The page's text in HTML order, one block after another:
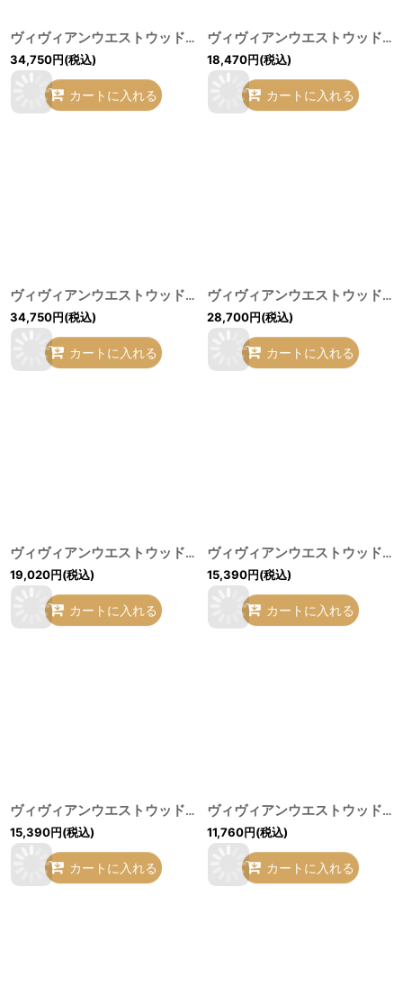
ヴィヴィアンウエストウッド 中古 / TARTAN DRUNKUN シャツ サックス O-26-07-05-005-bl-YM-OS
34,750円(税込)
カートに入れる
ヴィヴィアンウエストウッド 中古 / 単色オーブ刺繍レジメンブラウス 3 ワイン Y-26-07-08-009-bl-SZ-ZY
18,470円(税込)
カートに入れる
ヴィヴィアンウエストウッド 中古 / ロッキンホーススレイブ ブラウン I-26-06-24-100-bl-HD-ZI
34,750円(税込)
カートに入れる
ヴィヴィアンウエストウッド 中古 / ハートクリヌキ半袖ブラウス 02 黒 I-26-06-24-009-bl-HD-ZI
28,700円(税込)
カートに入れる
ヴィヴィアンウエストウッド 中古 / ティーガーデンシャツ 青ＸピンクＸ赤 I-26-06-24-012-bl-HD-ZI
19,020円(税込)
カートに入れる
ヴィヴィアンウエストウッド 中古 / カラーオーブ刺繍トランプシャツ 白Ｘ黒Ｘ赤 I-26-06-24-016-bl-HD-ZI
15,390円(税込)
カートに入れる
ヴィヴィアンウエストウッド 中古 / スカルレース柄半袖ロングシャツ 2 黒Ｘ白 I-26-06-24-010-bl-HD-ZI
15,390円(税込)
カートに入れる
ヴィヴィアンウエストウッド MAN 中古 / オーブ刺繍レースシャツ 44 紺 I-26-06-24-005-bl-HD-ZI
11,760円(税込)
カートに入れる